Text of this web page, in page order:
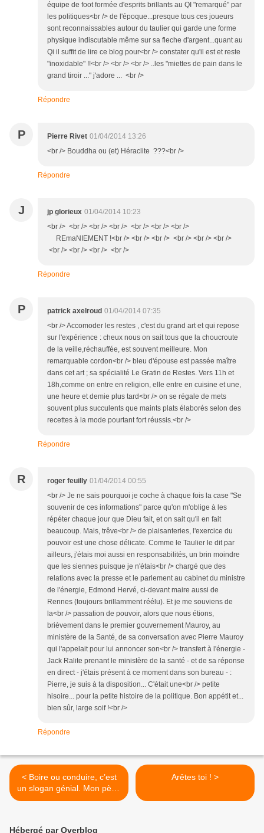
équipe de foot formée d'esprits brillants au QI "remarqué" par
les politiques<br /> de l'époque...presque tous ces joueurs
sont reconnaissables autour du taulier qui garde une forme
physique indiscutable même sur sa fleche d'argent...quant au
Qi il suffit de lire ce blog pour<br /> constater qu'il est et reste
"inoxidable" !!<br /> <br /> <br /> ..les "miettes de pain dans le
grand tiroir ..." j'adore ... <br />
Répondre
P Pierre Rivet 01/04/2014 13:26
<br /> Bouddha ou (et) Héraclite ???<br />
Répondre
J jp glorieux 01/04/2014 10:23
<br /> <br /> <br /> <br /> <br /> <br /> <br />
REmaNIEMENT !<br /> <br /> <br /> <br /> <br /> <br />
<br /> <br /> <br /> <br />
Répondre
P patrick axelroud 01/04/2014 07:35
<br /> Accomoder les restes , c'est du grand art et qui repose
sur l'expérience : cheux nous on sait tous que la choucroute
de la veille,réchauffée, est souvent meilleure. Mon
remarquable cordon<br /> bleu d'épouse est passée maître
dans cet art ; sa spécialité Le Gratin de Restes. Vers 11h et
18h,comme on entre en religion, elle entre en cuisine et une,
une heure et demie plus tard<br /> on se régale de mets
souvent plus succulents que maints plats élaborés selon des
recettes à la mode pourtant fort réussis.<br />
Répondre
R roger feuilly 01/04/2014 00:55
<br /> Je ne sais pourquoi je coche à chaque fois la case "Se
souvenir de ces informations" parce qu'on m'oblige à les
répéter chaque jour que Dieu fait, et on sait qu'il en fait
beaucoup. Mais, trêve<br /> de plaisanteries, l'exercice du
pouvoir est une chose délicate. Comme le Taulier le dit par
ailleurs, j'étais moi aussi en responsabilités, un brin moindre
que les siennes puisque je n'étais<br /> chargé que des
relations avec la presse et le parlement au cabinet du ministre
de l'énergie, Edmond Hervé, ci-devant maire aussi de
Rennes (toujours brillamment réélu). Et je me souviens de
la<br /> passation de pouvoir, alors que nous étions,
brièvement dans le premier gouvernement Mauroy, au
ministère de la Santé, de sa conversation avec Pierre Mauroy
qui l'appelait pour lui annoncer son<br /> transfert à l'énergie -
Jack Ralite prenant le ministère de la santé - et de sa réponse
en direct - j'étais présent à ce moment dans son bureau - :
Pierre, je suis à ta disposition... C'était une<br /> petite
hisoire... pour la petite histoire de la politique. Bon appétit et...
bien sûr, large soif !<br />
Répondre
< Boire ou conduire, c’est
un slogan génial. Mon père,
qui n’a pas de voiture, s’est
Arêtes toi ! >
Hébergé par Overblog